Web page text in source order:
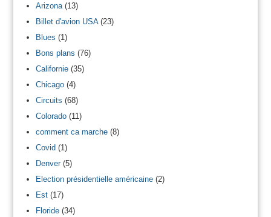
Arizona(13)
Billet d'avion USA(23)
Blues (1)
Bons plans (76)
Californie(35)
Chicago(4)
Circuits (68)
Colorado(11)
comment ca marche(8)
Covid(1)
Denver(5)
Election présidentielle américaine(2)
Est(17)
Floride(34)